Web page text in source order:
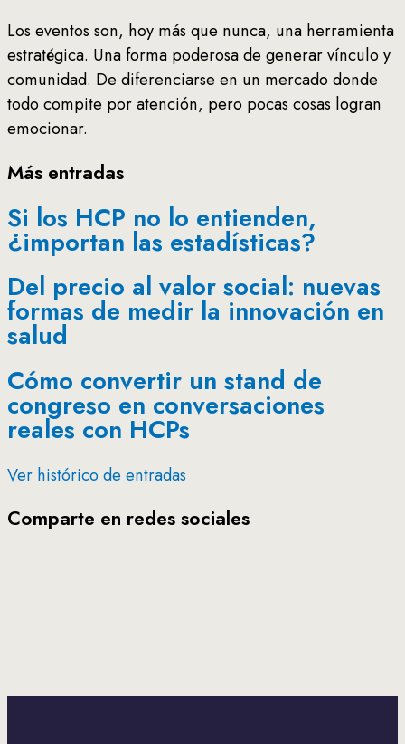
Los eventos son, hoy más que nunca, una herramienta
estratégica. Una forma poderosa de generar vínculo y
comunidad. De diferenciarse en un mercado donde
todo compite por atención, pero pocas cosas logran
emocionar.
Más entradas
Si los HCP no lo entienden,
¿importan las estadísticas?
Del precio al valor social: nuevas
formas de medir la innovación en
salud
Cómo convertir un stand de
congreso en conversaciones
reales con HCPs
Ver histórico de entradas
Comparte en redes sociales